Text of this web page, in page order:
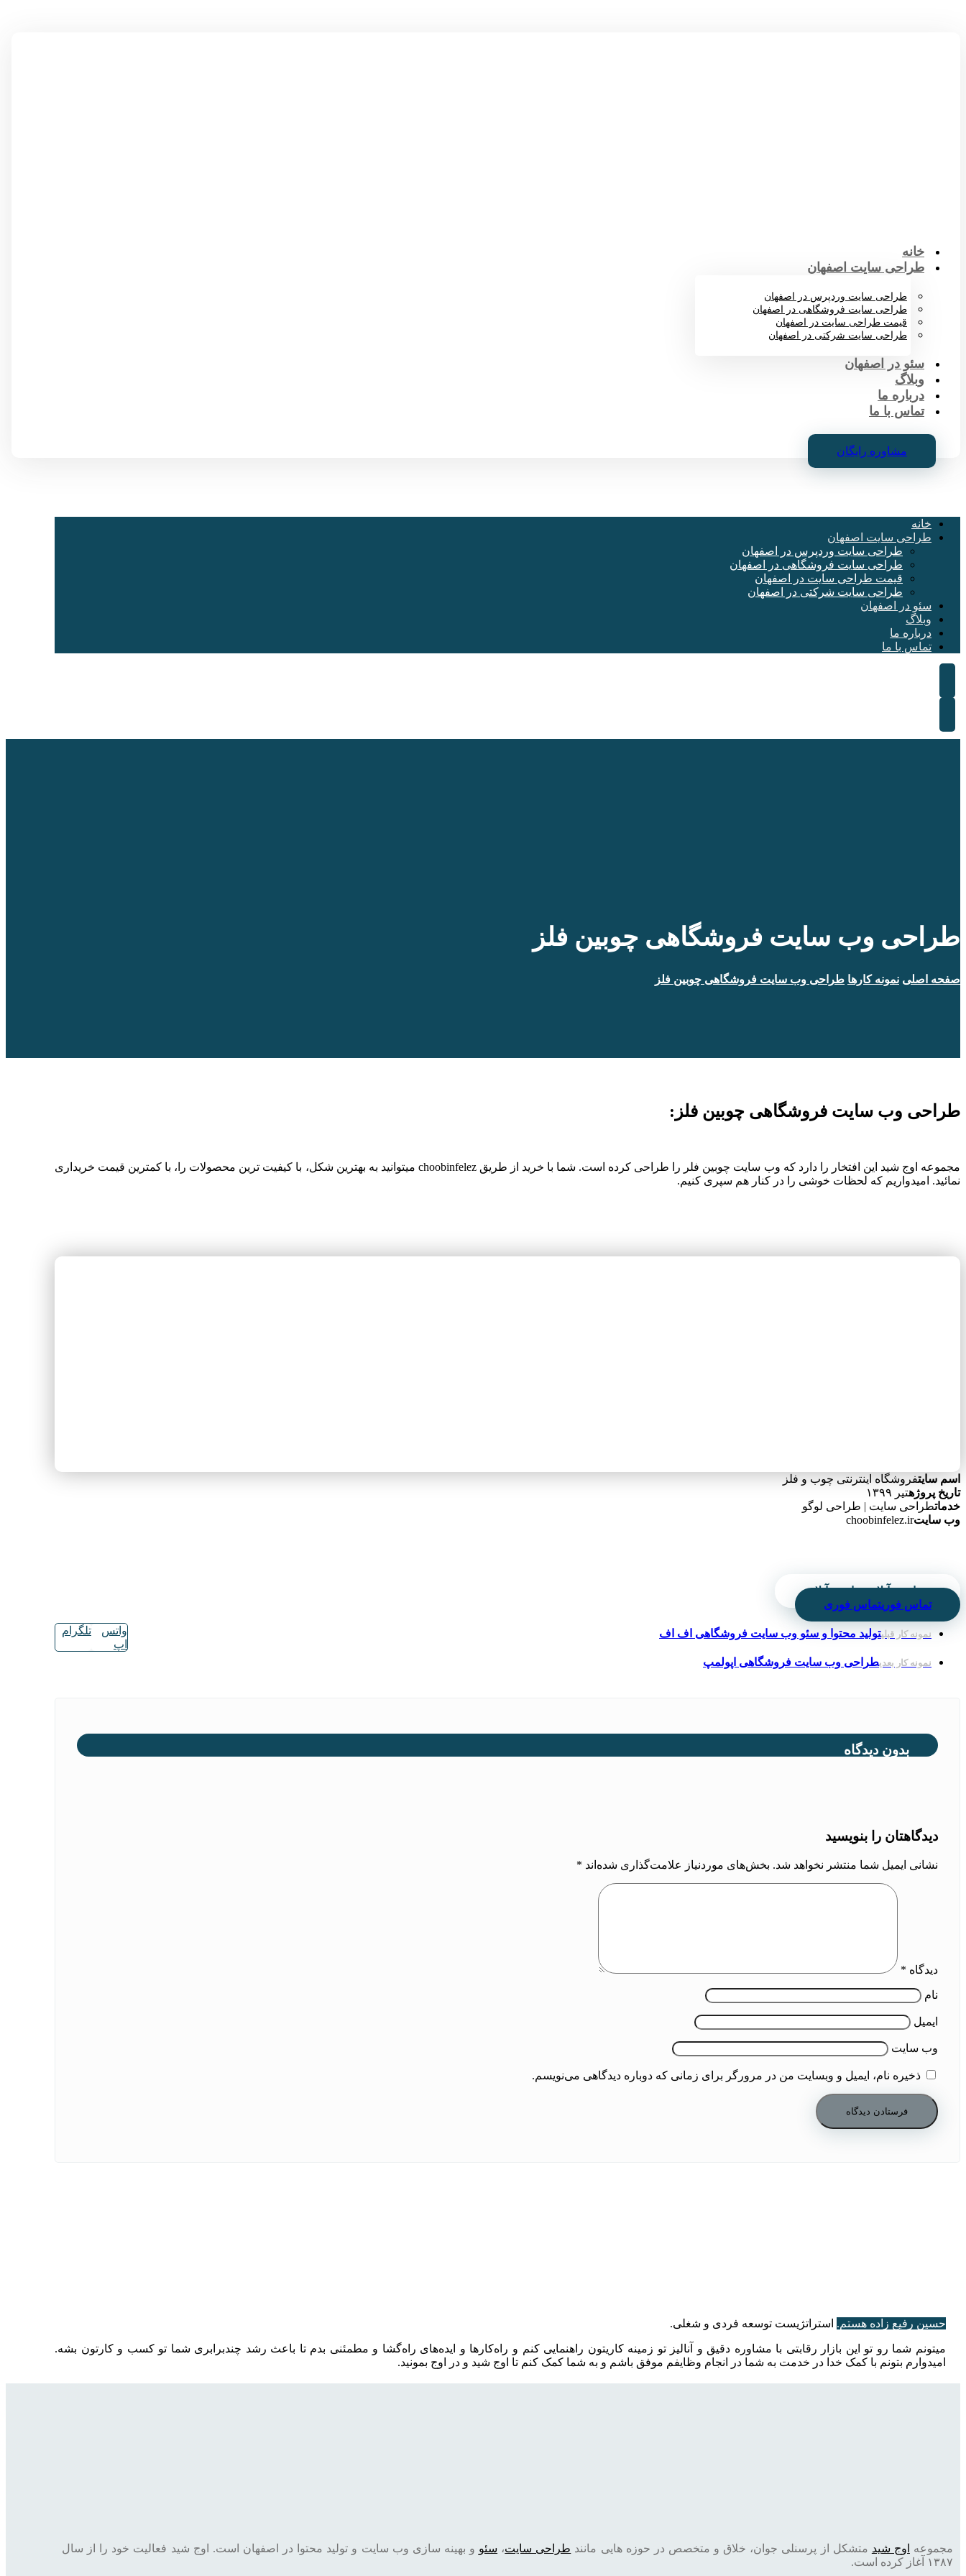
خانه
طراحی سایت اصفهان
طراحی سایت وردپرس در اصفهان
طراحی سایت فروشگاهی در اصفهان
قیمت طراحی سایت در اصفهان
طراحی سایت شرکتی در اصفهان
سئو در اصفهان
وبلاگ
درباره ما
تماس با ما
مشاوره رایگان
خانه
طراحی سایت اصفهان
طراحی سایت وردپرس در اصفهان
طراحی سایت فروشگاهی در اصفهان
قیمت طراحی سایت در اصفهان
طراحی سایت شرکتی در اصفهان
سئو در اصفهان
وبلاگ
درباره ما
تماس با ما
طراحی وب سایت فروشگاهی چوبین فلز
صفحه اصلی نمونه کارها طراحی وب سایت فروشگاهی چوبین فلز
طراحی وب سایت فروشگاهی چوبین فلز:
مجموعه اوج شید این افتخار را دارد که وب سایت چوبین فلر را طراحی کرده است.
شما با خرید از طریق choobinfelez میتوانید به بهترین شکل، با کیفیت ترین محصولات را، با کمترین قیمت خریداری
نمائید. امیدواریم که لحظات خوشی را در کنار هم سپری کنیم.
اسم سایتفروشگاه اینترنتی چوب و فلز
تاریخ پروژهتیر ۱۳۹۹
خدماتطراحی سایت | طراحی لوگو
وب سایتchoobinfelez.ir
سفارش آنلاینسفارش آنلاین
تماس فوریتماس فوری
واتس
اپ
تلگرام نمونه کار قبلیتولید محتوا و سئو وب سایت فروشگاهی اف اف
نمونه کار بعدیطراحی وب سایت فروشگاهی اپولمپ
بدون دیدگاه
دیدگاهتان را بنویسید
نشانی ایمیل شما منتشر نخواهد شد. بخش‌های موردنیاز علامت‌گذاری شده‌اند *
دیدگاه *
نام
ایمیل
وب‌ سایت
ذخیره نام، ایمیل و وبسایت من در مرورگر برای زمانی که دوباره دیدگاهی می‌نویسم.
حسین رفیع زاده هستم. استراتژیست توسعه فردی و شغلی.
میتونم شما رو تو این بازار رقابتی با مشاوره دقیق و آنالیز تو زمینه کاریتون راهنمایی کنم و راه‌کارها و ایده‌های راه‌گشا و مطمئنی بدم تا باعث رشد چندبرابری شما تو کسب و کارتون بشه.
امیدوارم بتونم با کمک خدا در خدمت به شما در انجام وظایفم موفق باشم و به شما کمک کنم تا اوج شید و در اوج بمونید.
مجموعه اوج شید متشکل از پرسنلی جوان، خلاق و متخصص در حوزه هایی مانند طراحی سایت، سئو و بهینه سازی وب سایت و تولید محتوا در اصفهان است. اوج شید فعالیت خود را از سال
۱۳۸۷ آغاز کرده است.